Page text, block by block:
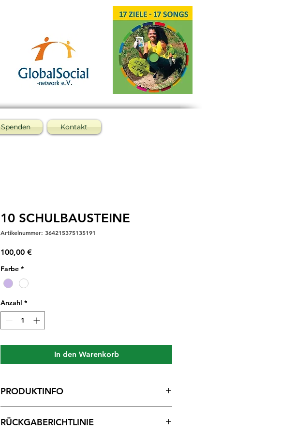
Spenden Kontakt
10 SCHULBAUSTEINE
Artikelnummer: 364215375135191
100,00 €Preis
Farbe *
Anzahl *
In den Warenkorb
PRODUKTINFO
RÜCKGABERICHTLINIE